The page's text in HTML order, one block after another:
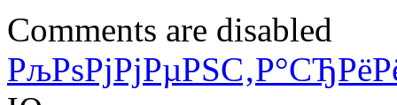
Comments are disabled